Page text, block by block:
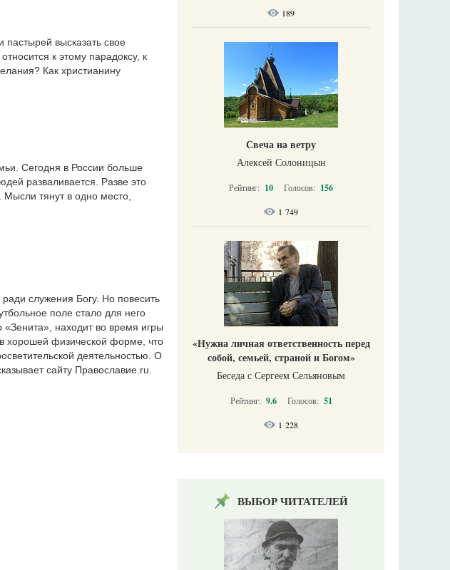
высказать свое
к этому парадоксу, к
Как христианину
Сегодня в России больше
разваливается. Разве это
тянут в одно место,
служения Богу. Но повесить
поле стало для него
«Зенита», находит во время игры
хорошей физической форме, что
деятельностью. О
сайту Православие.ru.
189
Свеча на ветру
Алексей Солоницын
Рейтинг: 10 Голосов: 156
1 749
«Нужна личная ответственность перед
собой, семьей, страной и Богом»
Беседа с Сергеем Сельяновым
Рейтинг: 9.6 Голосов: 51
1 228
ВЫБОР ЧИТАТЕЛЕЙ